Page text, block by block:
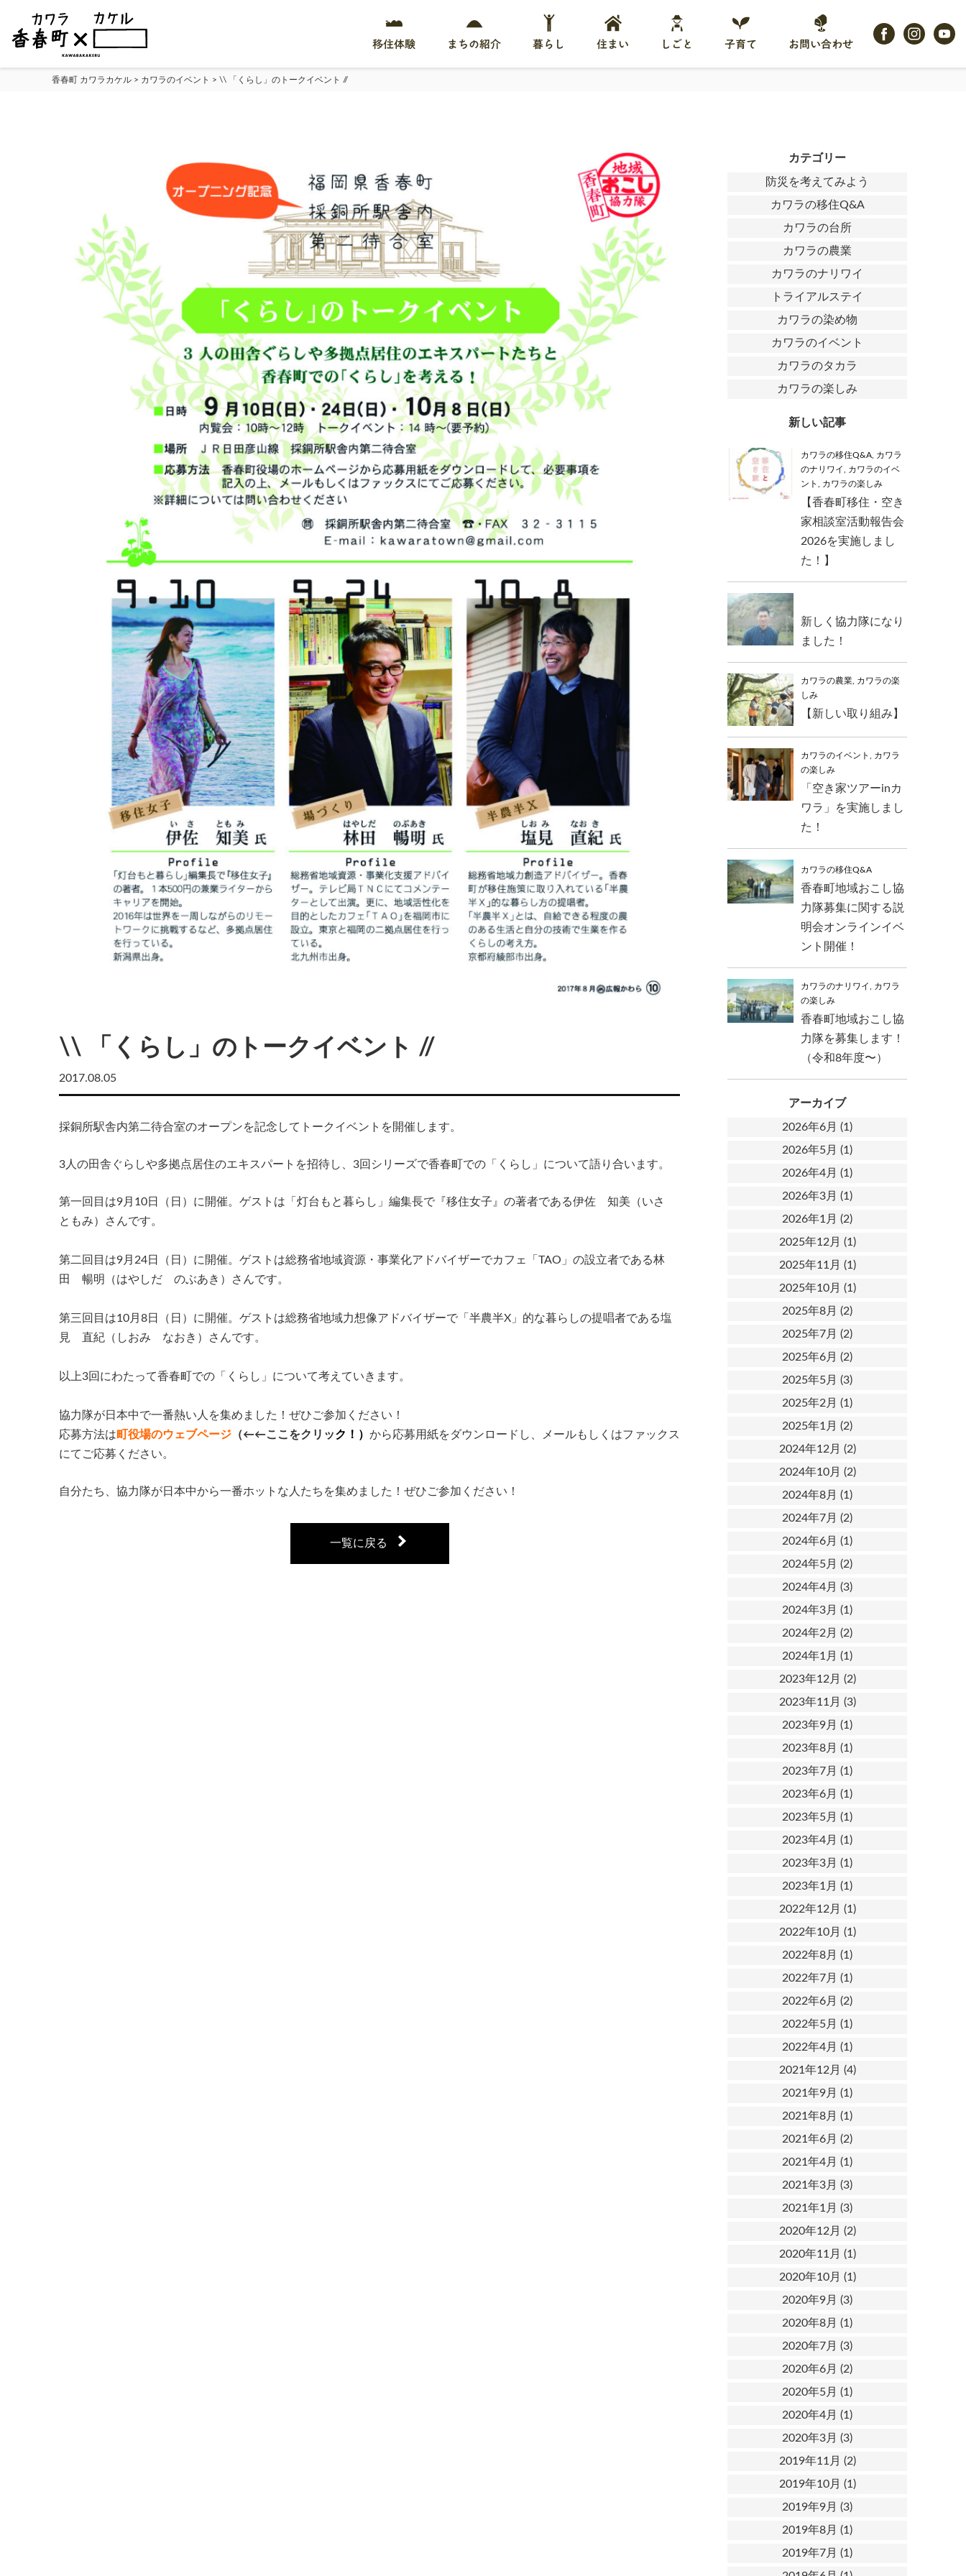
移住体験 まちの紹介 暮らし 住まい しごと 子育て お問い合わせ
香春町 カワラカケル > カワラのイベント > \\ 「くらし」のトークイベント //
\\ 「くらし」のトークイベント //
2017.08.05
採銅所駅舎内第二待合室のオープンを記念してトークイベントを開催します。
3人の田舎ぐらしや多拠点居住のエキスパートを招待し、3回シリーズで香春町での「くらし」について語り合います。
第一回目は9月10日（日）に開催。ゲストは「灯台もと暮らし」編集長で『移住女子』の著者である伊佐 知美（いさ
ともみ）さんです。
第二回目は9月24日（日）に開催。ゲストは総務省地域資源・事業化アドバイザーでカフェ「TAO」の設立者である林
田 暢明（はやしだ のぶあき）さんです。
第三回目は10月8日（日）に開催。ゲストは総務省地域力想像アドバイザーで「半農半X」的な暮らしの提唱者である塩
見 直紀（しおみ なおき）さんです。
以上3回にわたって香春町での「くらし」について考えていきます。
協力隊が日本中で一番熱い人を集めました！ぜひご参加ください！
応募方法は町役場のウェブページ （←←ここをクリック ！ ） から応募用紙をダウンロードし、メールもしくはファックス
にてご応募ください。
自分たち、協力隊が日本中から一番ホットな人たちを集めました！ぜひご参加ください！
一覧に戻る
カテゴリー
防災を考えてみよう
カワラの移住Q&A
カワラの台所
カワラの農業
カワラのナリワイ
トライアルステイ
カワラの染め物
カワラのイベント
カワラのタカラ
カワラの楽しみ
新しい記事
カワラの移住Q&A カワラ
のナリワイ
カワラのイベ
ント
カワラの楽しみ
【香春町移住・空き
家相談室活動報告会
2026を実施しまし
た！】
新しく協力隊になり
ました！
カワラの農業 カワラの楽
しみ
【新しい取り組み】
カワラのイベント
カワラ
の楽しみ
「空き家ツアーinカ
ワラ」を実施しまし
た！
カワラの移住Q&A
香春町地域おこし協
力隊募集に関する説
明会オンラインイベ
ント開催！
カワラのナリワイ
カワラ
の楽しみ
香春町地域おこし協
力隊を募集します！
（令和8年度〜）
アーカイブ
2026年6月 (1)
2026年5月 (1)
2026年4月 (1)
2026年3月 (1)
2026年1月 (2)
2025年12月 (1)
2025年11月 (1)
2025年10月 (1)
2025年8月 (2)
2025年7月 (2)
2025年6月 (2)
2025年5月 (3)
2025年2月 (1)
2025年1月 (2)
2024年12月 (2)
2024年10月 (2)
2024年8月 (1)
2024年7月 (2)
2024年6月 (1)
2024年5月 (2)
2024年4月 (3)
2024年3月 (1)
2024年2月 (2)
2024年1月 (1)
2023年12月 (2)
2023年11月 (3)
2023年9月 (1)
2023年8月 (1)
2023年7月 (1)
2023年6月 (1)
2023年5月 (1)
2023年4月 (1)
2023年3月 (1)
2023年1月 (1)
2022年12月 (1)
2022年10月 (1)
2022年8月 (1)
2022年7月 (1)
2022年6月 (2)
2022年5月 (1)
2022年4月 (1)
2021年12月 (4)
2021年9月 (1)
2021年8月 (1)
2021年6月 (2)
2021年4月 (1)
2021年3月 (3)
2021年1月 (3)
2020年12月 (2)
2020年11月 (1)
2020年10月 (1)
2020年9月 (3)
2020年8月 (1)
2020年7月 (3)
2020年6月 (2)
2020年5月 (1)
2020年4月 (1)
2020年3月 (3)
2019年11月 (2)
2019年10月 (1)
2019年9月 (3)
2019年8月 (1)
2019年7月 (1)